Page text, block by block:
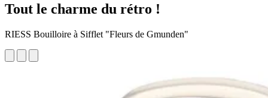
Tout le charme du rétro !
RIESS Bouilloire à Sifflet "Fleurs de Gmunden"